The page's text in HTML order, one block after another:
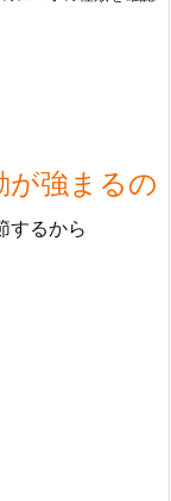
が強まるの
するから